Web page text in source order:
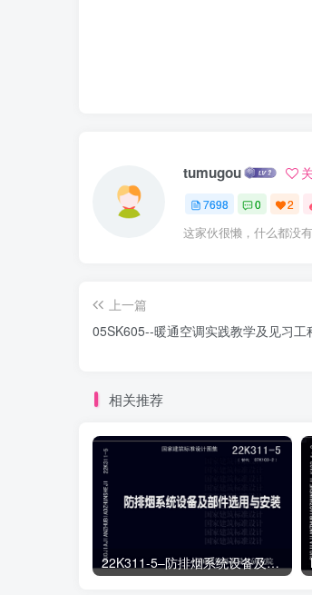
tumugou
7698 0 2
这家伙很懒，什么都没
上一篇
05SK605--暖通空调实践教学及见习工
相关推荐
22K311-5–防排烟系统设备及部件选用与安装